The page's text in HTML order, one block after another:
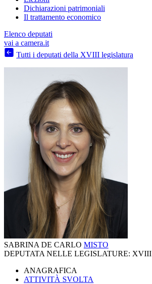
Dichiarazioni patrimoniali
Il trattamento economico
Elenco deputati
vai a camera.it
Tutti i deputati della XVIII legislatura
SABRINA DE CARLO MISTO
DEPUTATA NELLE LEGISLATURE: XVIII
ANAGRAFICA
ATTIVITÀ SVOLTA